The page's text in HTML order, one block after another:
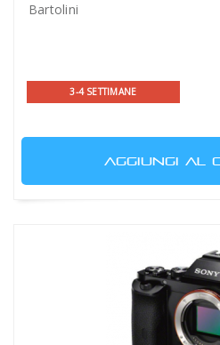
Bartolini
3-4 SETTIMANE
AGGIUNGI AL